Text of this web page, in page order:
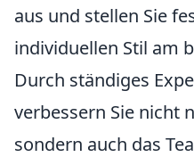
aus und stellen Sie
individuellen Stil am
Durch ständiges
verbessern Sie nicht
sondern auch das